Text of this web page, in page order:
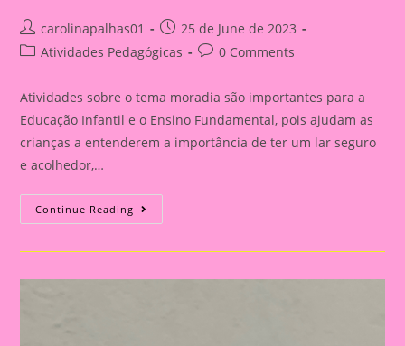
Post
author:
carolinapalhas01
Post
published:
25 de June de 2023
PostAtividades Pedagógicas
Post0 Comments
Atividades sobre o tema moradia são importantes para a
Educação Infantil e o Ensino Fundamental, pois ajudam as
crianças a entenderem a importância de ter um lar seguro
e acolhedor,…
Continue Reading Atividade
Com
Tema